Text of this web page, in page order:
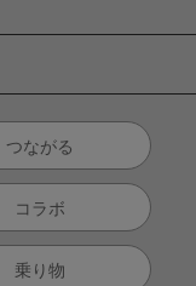
つながる
コラボ
乗り物